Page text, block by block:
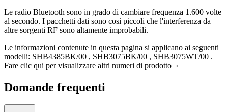
Le radio Bluetooth sono in grado di cambiare frequenza 1.600 volte
al secondo. I pacchetti dati sono così piccoli che l'interferenza da
altre sorgenti RF sono altamente improbabili.
Le informazioni contenute in questa pagina si applicano ai seguenti
modelli: SHB4385BK/00 , SHB3075BK/00 , SHB3075WT/00 .
Fare clic qui per visualizzare altri numeri di prodotto ›
Domande frequenti